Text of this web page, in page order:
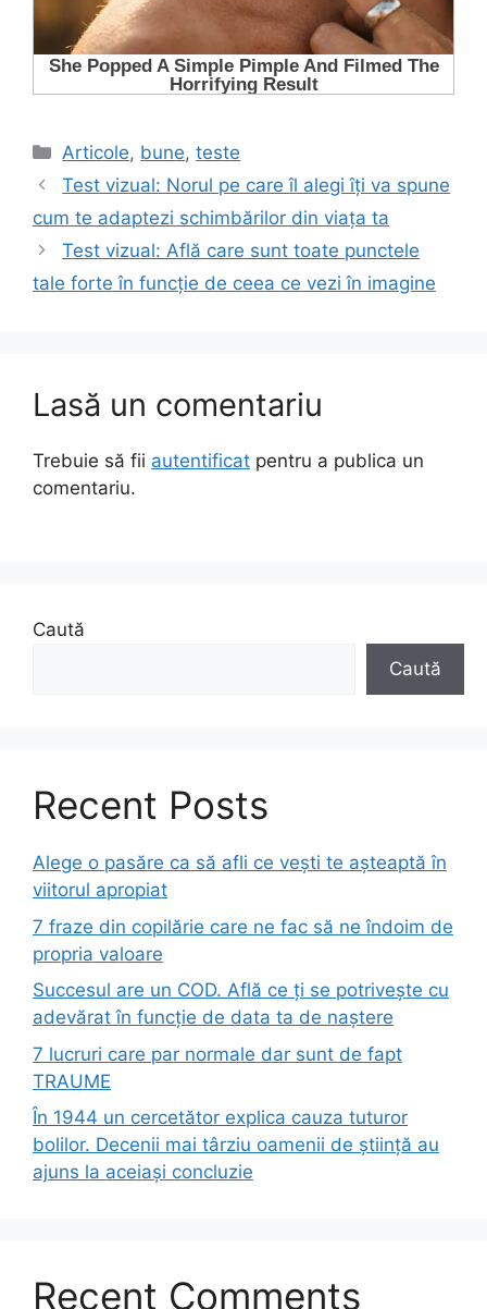
Categorii
Articole, bune,teste
Test vizual: Norul pe care îl alegi îți va spune
cum te adaptezi schimbărilor din viața ta
Test vizual: Află care sunt toate punctele
tale forte în funcție de ceea ce vezi în imagine
Lasă un comentariu
Trebuie să fii autentificat pentru a publica un
comentariu.
Caută
Caută
Recent Posts
Alege o pasăre ca să afli ce vești te așteaptă în
viitorul apropiat
7 fraze din copilărie care ne fac să ne îndoim de
propria valoare
Succesul are un COD. Află ce ți se potrivește cu
adevărat în funcție de data ta de naștere
7 lucruri care par normale dar sunt de fapt
TRAUME
În 1944 un cercetător explica cauza tuturor
bolilor. Decenii mai târziu oamenii de știință au
ajuns la aceiași concluzie
Recent Comments